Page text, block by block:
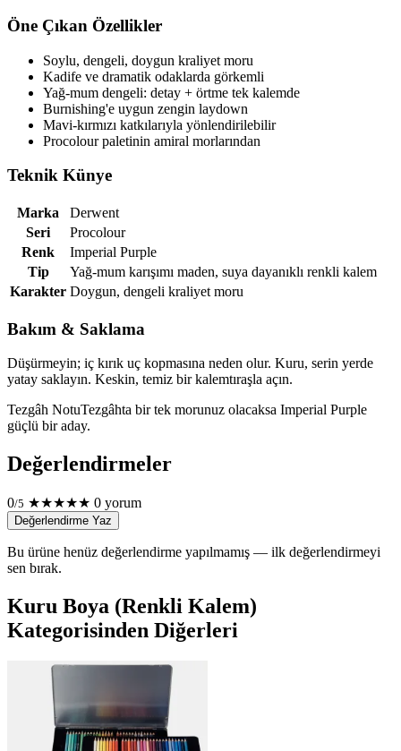
Öne Çıkan Özellikler
Soylu, dengeli, doygun kraliyet moru
Kadife ve dramatik odaklarda görkemli
Yağ-mum dengeli: detay + örtme tek kalemde
Burnishing'e uygun zengin laydown
Mavi-kırmızı katkılarıyla yönlendirilebilir
Procolour paletinin amiral morlarından
Teknik Künye
Marka
Derwent
Seri
Procolour
Renk
Imperial Purple
Tip
Yağ-mum karışımı maden, suya dayanıklı renkli kalem
Karakter Doygun, dengeli kraliyet moru
Bakım & Saklama
Düşürmeyin; iç kırık uç kopmasına neden olur. Kuru, serin yerde
yatay saklayın. Keskin, temiz bir kalemtıraşla açın.
Tezgâh NotuTezgâhta bir tek morunuz olacaksa Imperial Purple
güçlü bir aday.
Değerlendirmeler
0/5 ★★★★★ 0 yorum
Değerlendirme Yaz
Bu ürüne henüz değerlendirme yapılmamış — ilk değerlendirmeyi
sen bırak.
Kuru Boya (Renkli Kalem)
Kategorisinden Diğerleri